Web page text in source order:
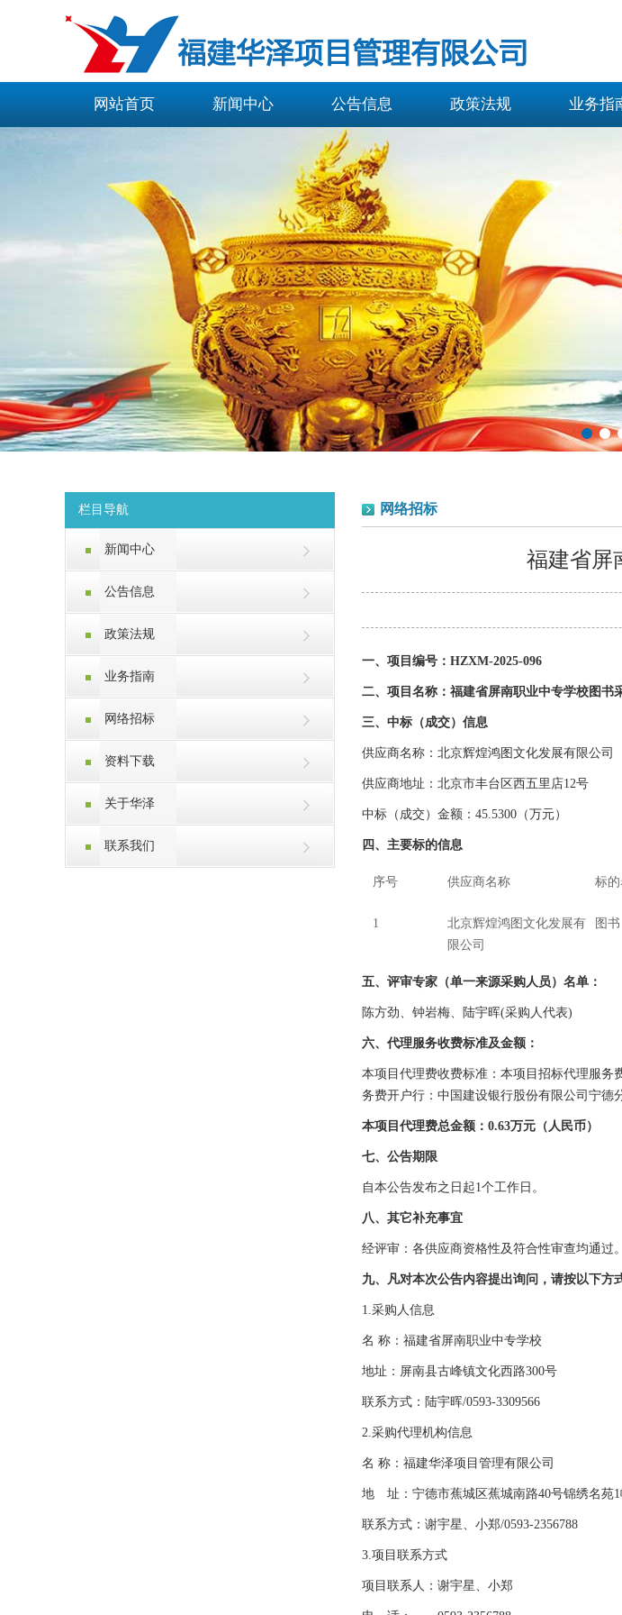
网站首页 新闻中心 公告信息 政策法规 业务指
栏目导航
新闻中心
公告信息
政策法规
业务指南
网络招标
资料下载
关于华泽
联系我们
网络招标
福建省屏
一、项目编号： HZXM-2025-096
二、项目名称： 福建省屏南职业中专学校图书
三、中标（成交）信息
供应商名称：北京辉煌鸿图文化发展有限公司
供应商地址：北京市丰台区西五里店12号
中标（成交）金额： 45.5300（万元）
四、主要标的信息
序号 供应商名称 标
1
北京辉煌鸿图文化发展有
限公司
图书
五、评审专家（单一来源采购人员）名单：
陈方劲、 钟岩梅、 陆宇晖(采购人代表)
六、代理服务收费标准及金额：
本项目代理费收费标准：本项目招标代理服务
务费开户行：中国建设银行股份有限公司宁德
本项目代理费总金额： 0.63万元（人民币）
七、公告期限
自本公告发布之日起1个工作日。
八、其它补充事宜
经评审： 各供应商资格性及符合性审查均通过。
九、凡对本次公告内容提出询问，请按以下方
1.采购人信息
名 称 ： 福建省屏南职业中专学校
地址：屏南县古峰镇文化西路300
联系方式：陆宇晖/0593-3309566
2.采购代理机构信息
名 称： 福建华泽项目管理有限公司
地 址：宁德市蕉城区蕉城南路40号锦绣名苑
联系方式： 谢宇星、 小郑/0593-2356788
3.项目联系方式
项目联系人： 谢宇星、 小郑